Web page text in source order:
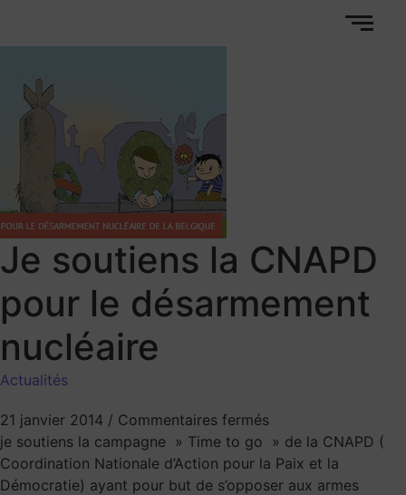
Je soutiens la CNAPD
pour le désarmement
nucléaire
Actualités
21 janvier 2014 / Commentaires fermés
je soutiens la campagne » Time to go » de la CNAPD (
Coordination Nationale d’Action pour la Paix et la
Démocratie) ayant pour but de s’opposer aux armes